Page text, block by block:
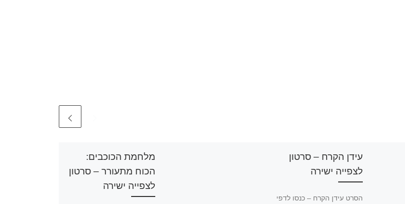
עידן הקרח – סרטון
לצפייה ישירה
הסרט עידן הקרח – כנסו לדפי
מלחמת הכוכבים:
הכוח מתעורר – סרטון
לצפייה ישירה